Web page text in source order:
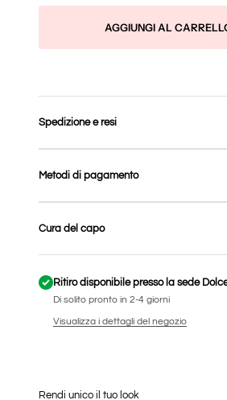
AGGIUNGI AL
Spedizione e resi
Metodi di pagamento
Cura del capo
Ritiro disponibile presso la sede
Di solito pronto in 2-4 giorni
Visualizza i dettagli del negozio